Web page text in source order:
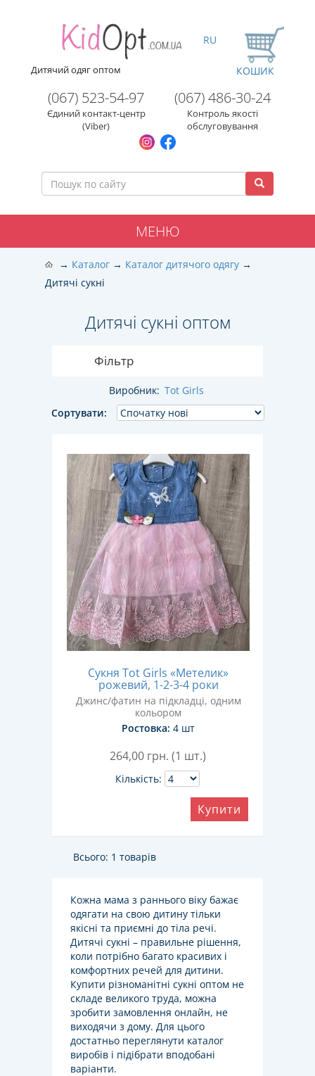
Дитячий одяг оптом
(067) 523-54-97
Єдиний контакт-центр
(Viber)
(067) 486-30-24
Контроль якості
обслуговування
RU
КОШИК
МЕНЮ
Каталог
Каталог дитячого одягу
Дитячі сукні
Дитячі сукні оптом
Фільтр
Виробник: Tot Girls
Сортувати:
Сукня Tot Girls «Метелик»
рожевий, 1-2-3-4 роки
Джинс/фатин на підкладці, одним
кольором
Ростовка: 4 шт
264,00 грн. (1 шт.)
Кількість:
Купити
Всього: 1 товарів
Кожна мама з раннього віку бажає
одягати на свою дитину тільки
якісні та приємні до тіла речі.
Дитячі сукні – правильне рішення,
коли потрібно багато красивих і
комфортних речей для дитини.
Купити різноманітні сукні оптом не
складе великого труда, можна
зробити замовлення онлайн, не
виходячи з дому. Для цього
достатньо переглянути каталог
виробів і підібрати вподобані
варіанти.